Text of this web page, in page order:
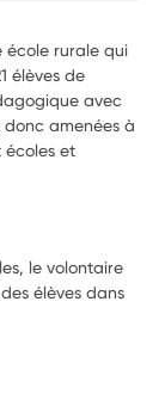
école rurale qui
élèves de
avec
donc amenées à
écoles et
le volontaire
élèves dans